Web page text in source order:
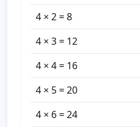
4 × 2 = 8
4 × 3 = 12
4 × 4 = 16
4 × 5 = 20
4 × 6 = 24